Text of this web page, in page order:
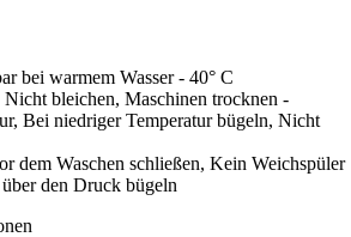
bei warmem Wasser - 40° C
Nicht bleichen, Maschinen trocknen -
Bei niedriger Temperatur bügeln, Nicht
dem Waschen schließen, Kein Weichspüler
den Druck bügeln